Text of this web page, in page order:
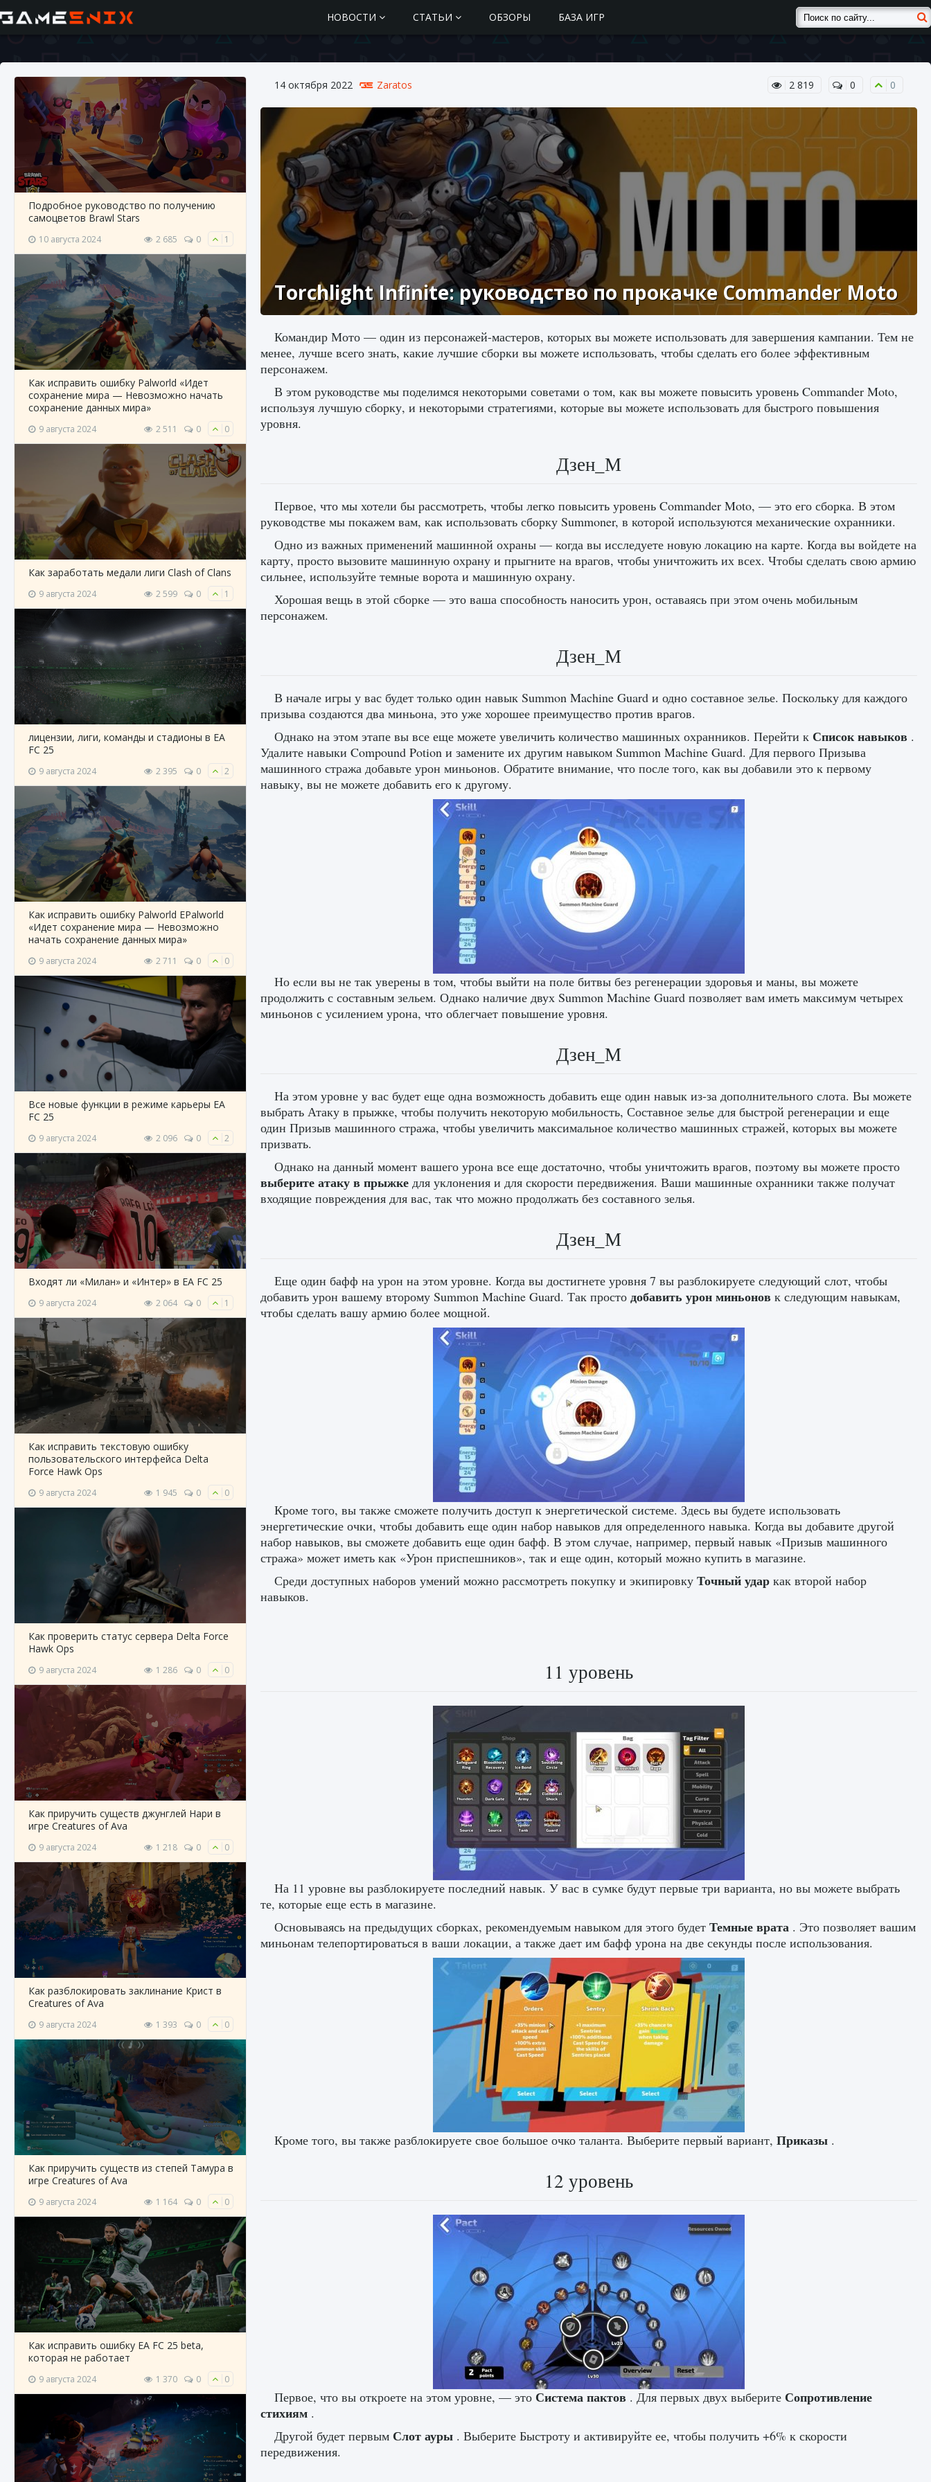
НОВОСТИ СТАТЬИ ОБЗОРЫ БАЗА ИГР
Подробное руководство по получению
самоцветов Brawl Stars
10 августа 2024 2 685 0 1
Как исправить ошибку Palworld «Идет
сохранение мира — Невозможно начать
сохранение данных мира»
9 августа 2024 2 511 0 0
Как заработать медали лиги Clash of Clans
9 августа 2024 2 599 0 1
лицензии, лиги, команды и стадионы в EA
FC 25
9 августа 2024 2 395 0 2
Как исправить ошибку Palworld EPalworld
«Идет сохранение мира — Невозможно
начать сохранение данных мира»
9 августа 2024 2 711 0 0
Все новые функции в режиме карьеры EA
FC 25
9 августа 2024 2 096 0 2
Входят ли «Милан» и «Интер» в EA FC 25
9 августа 2024 2 064 0 1
Как исправить текстовую ошибку
пользовательского интерфейса Delta
Force Hawk Ops
9 августа 2024 1 945 0 0
Как проверить статус сервера Delta Force
Hawk Ops
9 августа 2024 1 286 0 0
Как приручить существ джунглей Нари в
игре Creatures of Ava
9 августа 2024 1 218 0 0
Как разблокировать заклинание Крист в
Creatures of Ava
9 августа 2024 1 393 0 0
Как приручить существ из степей Тамура в
игре Creatures of Ava
9 августа 2024 1 164 0 0
Как исправить ошибку EA FC 25 beta,
которая не работает
9 августа 2024 1 370 0 0
14 октября 2022 Zaratos 2 819 0 0
Torchlight Infinite: руководство по прокачке Commander Moto
Командир Мото — один из персонажей-мастеров, которых вы можете использовать для завершения кампании. Тем не
менее, лучше всего знать, какие лучшие сборки вы можете использовать, чтобы сделать его более эффективным
персонажем.
В этом руководстве мы поделимся некоторыми советами о том, как вы можете повысить уровень Commander Moto,
используя лучшую сборку, и некоторыми стратегиями, которые вы можете использовать для быстрого повышения
уровня.
Дзен_М
Первое, что мы хотели бы рассмотреть, чтобы легко повысить уровень Commander Moto, — это его сборка. В этом
руководстве мы покажем вам, как использовать сборку Summoner, в которой используются механические охранники.
Одно из важных применений машинной охраны — когда вы исследуете новую локацию на карте. Когда вы войдете на
карту, просто вызовите машинную охрану и прыгните на врагов, чтобы уничтожить их всех. Чтобы сделать свою армию
сильнее, используйте темные ворота и машинную охрану.
Хорошая вещь в этой сборке — это ваша способность наносить урон, оставаясь при этом очень мобильным
персонажем.
Дзен_М
В начале игры у вас будет только один навык Summon Machine Guard и одно составное зелье. Поскольку для каждого
призыва создаются два миньона, это уже хорошее преимущество против врагов.
Однако на этом этапе вы все еще можете увеличить количество машинных охранников. Перейти к Список навыков .
Удалите навыки Compound Potion и замените их другим навыком Summon Machine Guard. Для первого Призыва
машинного стража добавьте урон миньонов. Обратите внимание, что после того, как вы добавили это к первому
навыку, вы не можете добавить его к другому.
Но если вы не так уверены в том, чтобы выйти на поле битвы без регенерации здоровья и маны, вы можете
продолжить с составным зельем. Однако наличие двух Summon Machine Guard позволяет вам иметь максимум четырех
миньонов с усилением урона, что облегчает повышение уровня.
Дзен_М
На этом уровне у вас будет еще одна возможность добавить еще один навык из-за дополнительного слота. Вы можете
выбрать Атаку в прыжке, чтобы получить некоторую мобильность, Составное зелье для быстрой регенерации и еще
один Призыв машинного стража, чтобы увеличить максимальное количество машинных стражей, которых вы можете
призвать.
Однако на данный момент вашего урона все еще достаточно, чтобы уничтожить врагов, поэтому вы можете просто
выберите атаку в прыжке для уклонения и для скорости передвижения. Ваши машинные охранники также получат
входящие повреждения для вас, так что можно продолжать без составного зелья.
Дзен_М
Еще один бафф на урон на этом уровне. Когда вы достигнете уровня 7 вы разблокируете следующий слот, чтобы
добавить урон вашему второму Summon Machine Guard. Так просто добавить урон миньонов к следующим навыкам,
чтобы сделать вашу армию более мощной.
Кроме того, вы также сможете получить доступ к энергетической системе. Здесь вы будете использовать
энергетические очки, чтобы добавить еще один набор навыков для определенного навыка. Когда вы добавите другой
набор навыков, вы сможете добавить еще один бафф. В этом случае, например, первый навык «Призыв машинного
стража» может иметь как «Урон приспешников», так и еще один, который можно купить в магазине.
Среди доступных наборов умений можно рассмотреть покупку и экипировку Точный удар как второй набор
навыков.
11 уровень
На 11 уровне вы разблокируете последний навык. У вас в сумке будут первые три варианта, но вы можете выбрать
те, которые еще есть в магазине.
Основываясь на предыдущих сборках, рекомендуемым навыком для этого будет Темные врата . Это позволяет вашим
миньонам телепортироваться в ваши локации, а также дает им бафф урона на две секунды после использования.
Кроме того, вы также разблокируете свое большое очко таланта. Выберите первый вариант, Приказы .
12 уровень
Первое, что вы откроете на этом уровне, — это Система пактов . Для первых двух выберите Сопротивление
стихиям .
Другой будет первым Слот ауры . Выберите Быстроту и активируйте ее, чтобы получить +6% к скорости
передвижения.